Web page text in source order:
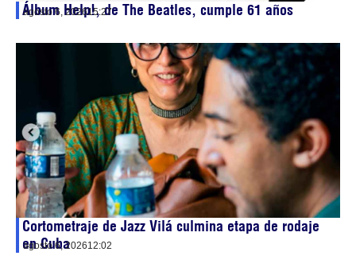
Álbum Help!, de The Beatles, cumple 61 años
agosto 6, 202615:27
Cortometraje de Jazz Vilá culmina etapa de rodaje
en Cuba
agosto 6, 202612:02